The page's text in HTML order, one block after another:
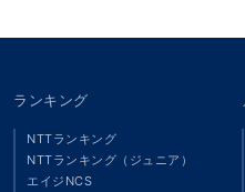
ランキング
NTTランキング
NTTランキング（ジュニア）
エイジNCS